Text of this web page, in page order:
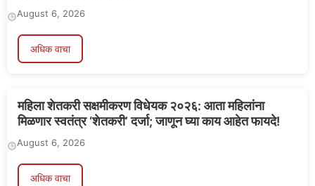
August 6, 2026
अधिक वाचा
महिला शेतकरी सक्षमीकरण विधेयक २०२६: आता महिलांना
मिळणार स्वतंत्र ‘शेतकरी’ दर्जा; जाणून घ्या काय आहेत फायदे!
August 6, 2026
अधिक वाचा